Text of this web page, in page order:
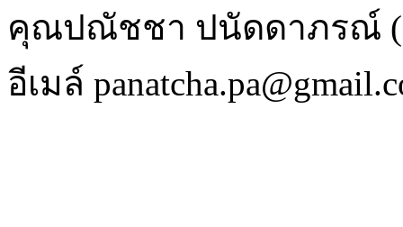
คุณปณัชชา ปนัดดาภรณ์ (ห
อีเมล์